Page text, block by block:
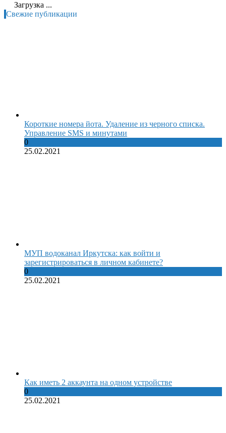
Загрузка ...
Свежие публикации
Короткие номера йота. Удаление из черного списка.
Управление SMS и минутами
0
25.02.2021
МУП водоканал Иркутска: как войти и
зарегистрироваться в личном кабинете?
0
25.02.2021
Как иметь 2 аккаунта на одном устройстве
0
25.02.2021